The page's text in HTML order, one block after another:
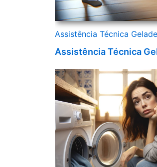
Assistência Técnica
Assistência Técnica